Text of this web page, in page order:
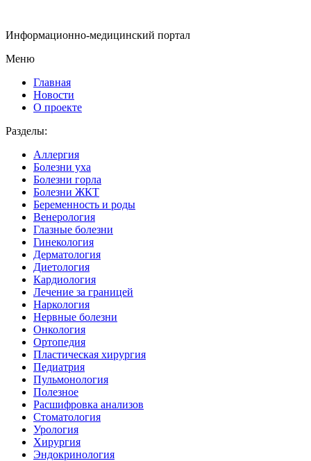
Информационно-медицинский портал
Меню
Главная
Новости
О проекте
Разделы:
Аллергия
Болезни уха
Болезни горла
Болезни ЖКТ
Беременность и роды
Венерология
Глазные болезни
Гинекология
Дерматология
Диетология
Кардиология
Лечение за границей
Наркология
Нервные болезни
Онкология
Ортопедия
Пластическая хирургия
Педиатрия
Пульмонология
Полезное
Расшифровка анализов
Стоматология
Урология
Хирургия
Эндокринология